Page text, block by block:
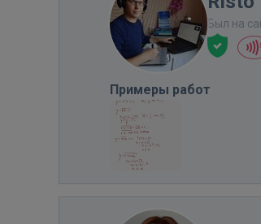
Был на
Примеры работ